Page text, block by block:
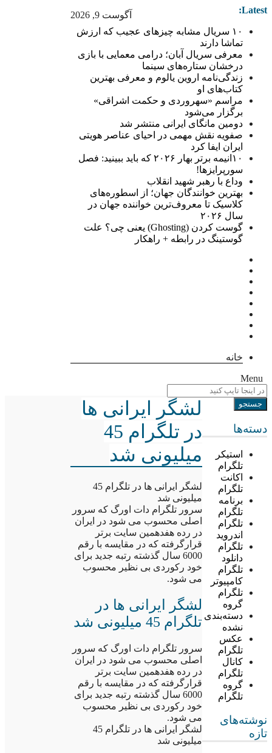
آگوست 9, 2026 Latest:
۱۰ سریال مشابه چیزهای عجیب که ارزش
تماشا دارند
معرفی سریال آبان؛ درامی معمایی با بازی
درخشان ستاره‌های سینما
زندگی‌نامه اروین یالوم و معرفی بهترین
کتاب‌های او
مراسم «سهروردی و حکمت اشراقی»
برگزار می‌شود
دومین مانگای ایرانی منتشر شد
صفویه نقش مهمی در احیای عناصر هویتی
ایران ایفا کرد
۱۰انیمه برتر بهار ۲۰۲۶ که باید ببینید: فصل
سورپرایزها!
وداع با رهبر شهید انقلاب
بهترین خوانندگان جهان؛ از اسطوره‌های
کلاسیک تا معروف‌ترین خواننده جهان در
سال ۲۰۲۶
گوست کردن (Ghosting) یعنی چی؟ علت
گوستینگ در رابطه + راهکار
خانه
Menu
دسته‌ها
استیکر
تلگرام
اکانت
تلگرام
برنامه
تلگرام
تلگرام
اندروید
تلگرام
دانلود
تلگرام
کامپیوتر
تلگرام
گروه
دسته‌بندی
نشده
عکس
تلگرام
کانال
تلگرام
گروه
تلگرام
نوشته‌های
تازه
لشگر ایرانی ها
در تلگرام 45
میلیونی شد
لشگر ایرانی ها در تلگرام 45
میلیونی شد
سرور تلگرام دات اورگ که سرور
اصلی محسوب می شود در ایران
در رده هفدهمین سایت برتر
قرارگرفته که در مقایسه با رقم
6000 سال گذشته رتبه جدید برای
خود رکوردی بی نظیر محسوب
می شود.
لشگر ایرانی ها در
تلگرام 45 میلیونی شد
سرور تلگرام دات اورگ که سرور
اصلی محسوب می شود در ایران
در رده هفدهمین سایت برتر
قرارگرفته که در مقایسه با رقم
6000 سال گذشته رتبه جدید برای
خود رکوردی بی نظیر محسوب
می شود.
لشگر ایرانی ها در تلگرام 45
میلیونی شد